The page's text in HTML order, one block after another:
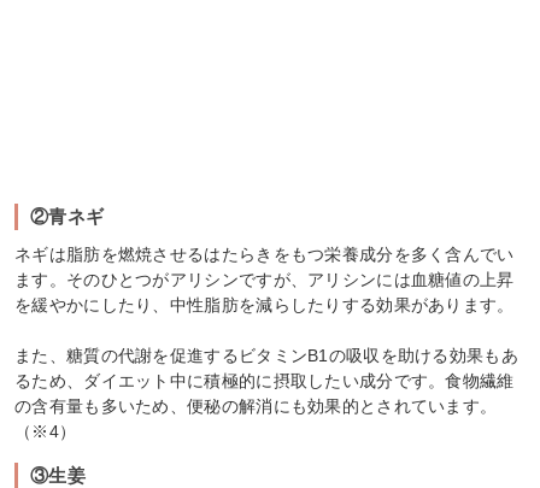
②青ネギ
ネギは脂肪を燃焼させるはたらきをもつ栄養成分を多く含んでい
ます。そのひとつがアリシンですが、アリシンには血糖値の上昇
を緩やかにしたり、中性脂肪を減らしたりする効果があります。
また、糖質の代謝を促進するビタミンB1の吸収を助ける効果もあ
るため、ダイエット中に積極的に摂取したい成分です。食物繊維
の含有量も多いため、便秘の解消にも効果的とされています。
（※4）
③生姜